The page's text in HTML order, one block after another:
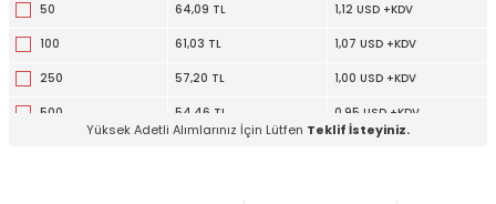
50 64,09 TL 1,12 USD +KDV
100 61,03 TL 1,07 USD +KDV
250 57,20 TL 1,00 USD +KDV
500 54,46 TL 0,95 USD +KDV
Yüksek Adetli Alımlarınız İçin Lütfen Teklif İsteyiniz.